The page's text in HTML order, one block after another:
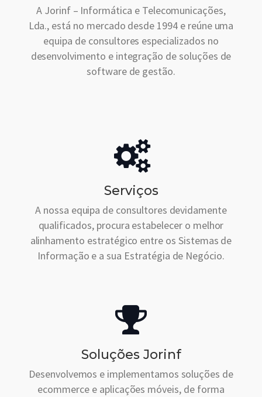
A Jorinf – Informática e Telecomunicações,
Lda., está no mercado desde 1994 e reúne uma
equipa de consultores especializados no
desenvolvimento e integração de soluções de
software de gestão.
Serviços
A nossa equipa de consultores devidamente
qualificados, procura estabelecer o melhor
alinhamento estratégico entre os Sistemas de
Informação e a sua Estratégia de Negócio.
Soluções Jorinf
Desenvolvemos e implementamos soluções de
ecommerce e aplicações móveis, de forma